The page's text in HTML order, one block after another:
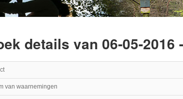
details van 06-05-
van waarnemingen